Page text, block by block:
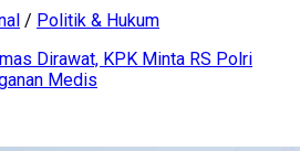
/ Politik & Hukum
Dirawat, KPK Minta RS Polri
Medis